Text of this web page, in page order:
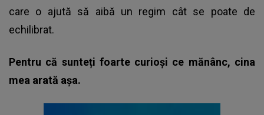
care o ajută să aibă un regim cât se poate de
echilibrat.
Pentru că sunteți foarte curioși ce mănânc, cina
mea arată așa.